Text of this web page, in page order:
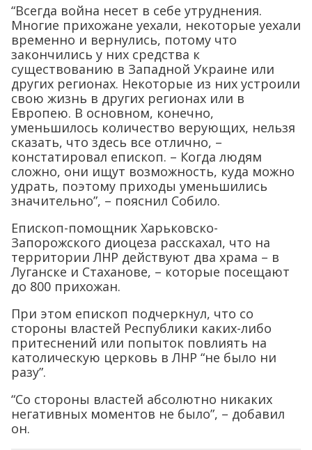
“Всегда война несет в себе утруднения.
Многие прихожане уехали, некоторые уехали
временно и вернулись, потому что
закончились у них средства к
существованию в Западной Украине или
других регионах. Некоторые из них устроили
свою жизнь в других регионах или в
Европею. В основном, конечно,
уменьшилось количество верующих, нельзя
сказать, что здесь все отлично, –
констатировал епископ. – Когда людям
сложно, они ищут возможность, куда можно
удрать, поэтому приходы уменьшились
значительно”, – пояснил Собило.
Епископ-помощник Харьковско-
Запорожского диоцеза расскахал, что на
территории ЛНР действуют два храма – в
Луганске и Стаханове, – которые посещают
до 800 прихожан.
При этом епископ подчеркнул, что со
стороны властей Республики каких-либо
притеснений или попыток повлиять на
католическую церковь в ЛНР “не было ни
разу”.
“Со стороны властей абсолютно никаких
негативных моментов не было”, – добавил
он.